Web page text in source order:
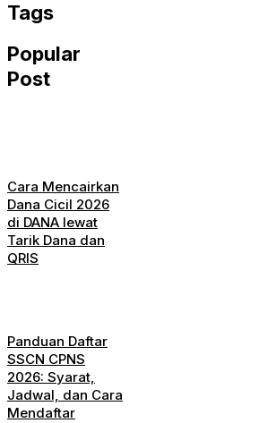
Tags
Popular
Post
Cara Mencairkan
Dana Cicil 2026
di DANA lewat
Tarik Dana dan
QRIS
Panduan Daftar
SSCN CPNS
2026: Syarat,
Jadwal, dan Cara
Mendaftar